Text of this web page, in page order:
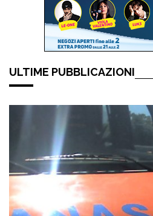
ULTIME PUBBLICAZIONI